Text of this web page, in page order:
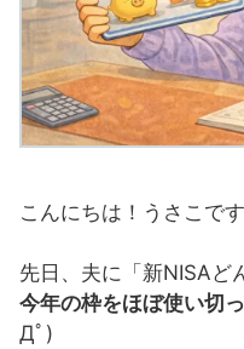
こんにちは！うさこです
先日、夫に「新NISAど
今年の枠をほぼ使い切
Дﾟ)